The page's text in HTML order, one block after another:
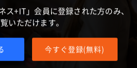
ス+IT」会員に登録された方のみ、
いただけます。
今すぐ登録(無料)